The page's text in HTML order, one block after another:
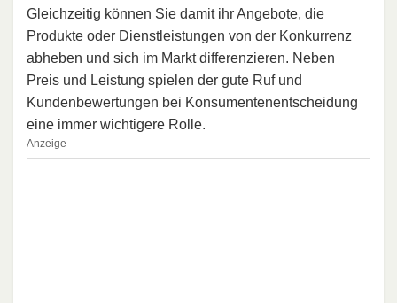
Gleichzeitig können Sie damit ihr Angebote, die
Produkte oder Dienstleistungen von der Konkurrenz
abheben und sich im Markt differenzieren. Neben
Preis und Leistung spielen der gute Ruf und
Kundenbewertungen bei Konsumentenentscheidung
eine immer wichtigere Rolle.
Anzeige